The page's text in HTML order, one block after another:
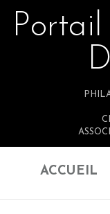
Retourner au
Portail
ACCUEIL